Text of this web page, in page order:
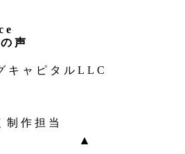
声
キャピタルLLC
制作担当